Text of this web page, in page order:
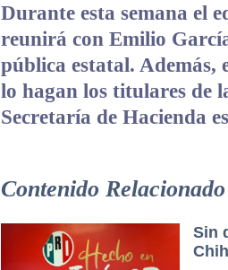
Durante esta semana el
reunirá con Emilio
pública estatal. Además,
lo hagan los titulares de
Secretaría de Hacienda
Contenido Relacionado
Sin